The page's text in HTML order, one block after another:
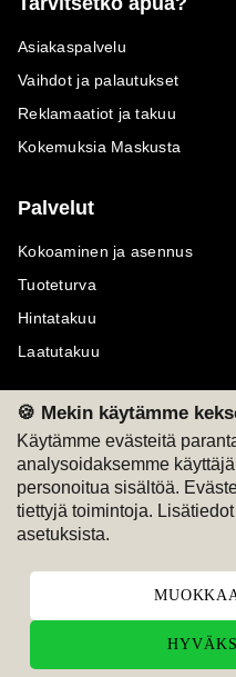
🍪 Mekin käytämme
Käytämme evästeitä
analysoidaksemme
personoitua sisältöä.
tiettyjä toimintoja.
asetuksista.
Asiakaspalvelu
Vaihdot ja palautukset
Reklamaatiot ja takuu
Kokemuksia Maskusta
Palvelut
Kokoaminen ja asennus
Tuoteturva
Hintatakuu
Laatutakuu
Maksutavat
M